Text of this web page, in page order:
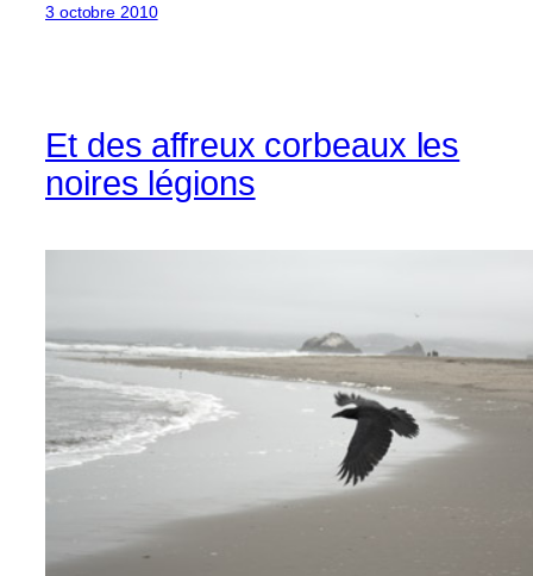
3 octobre 2010
Et des affreux corbeaux les
noires légions